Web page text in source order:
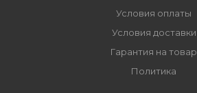
Условия оплаты
Условия доставки
Гарантия на товар
Политика